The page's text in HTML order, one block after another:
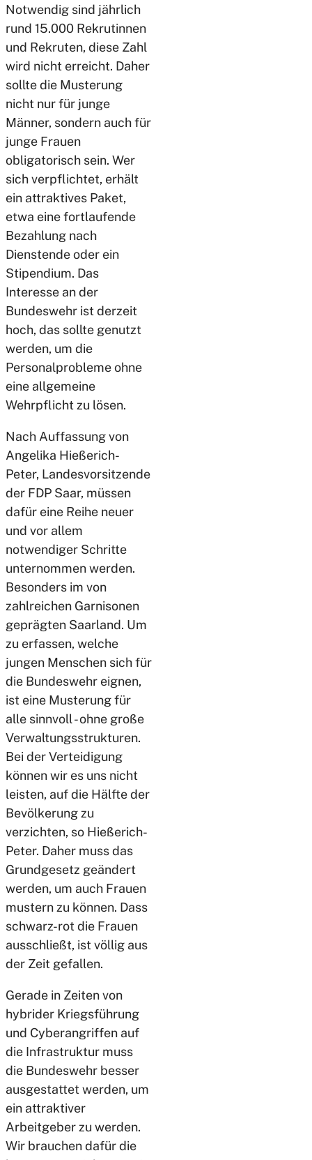
Notwendig sind jährlich
rund 15.000 Rekrutinnen
und Rekruten, diese Zahl
wird nicht erreicht. Daher
sollte die Musterung
nicht nur für junge
Männer, sondern auch für
junge Frauen
obligatorisch sein. Wer
sich verpflichtet, erhält
ein attraktives Paket,
etwa eine fortlaufende
Bezahlung nach
Dienstende oder ein
Stipendium. Das
Interesse an der
Bundeswehr ist derzeit
hoch, das sollte genutzt
werden, um die
Personalprobleme ohne
eine allgemeine
Wehrpflicht zu lösen.
Nach Auffassung von
Angelika Hießerich-
Peter, Landesvorsitzende
der FDP Saar, müssen
dafür eine Reihe neuer
und vor allem
notwendiger Schritte
unternommen werden.
Besonders im von
zahlreichen Garnisonen
geprägten Saarland. Um
zu erfassen, welche
jungen Menschen sich für
die Bundeswehr eignen,
ist eine Musterung für
alle sinnvoll - ohne große
Verwaltungsstrukturen.
Bei der Verteidigung
können wir es uns nicht
leisten, auf die Hälfte der
Bevölkerung zu
verzichten, so Hießerich-
Peter. Daher muss das
Grundgesetz geändert
werden, um auch Frauen
mustern zu können. Dass
schwarz-rot die Frauen
ausschließt, ist völlig aus
der Zeit gefallen.
Gerade in Zeiten von
hybrider Kriegsführung
und Cyberangriffen auf
die Infrastruktur muss
die Bundeswehr besser
ausgestattet werden, um
ein attraktiver
Arbeitgeber zu werden.
Wir brauchen dafür die